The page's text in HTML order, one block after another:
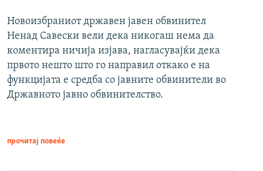
Новоизбраниот државен јавен обвинител
Ненад Савески вели дека никогаш нема да
коментира ничија изјава, нагласувајќи дека
првото нешто што го направил откако е на
функцијата е средба со јавните обвинители во
Државното јавно обвинителство.
прочитај повеќе